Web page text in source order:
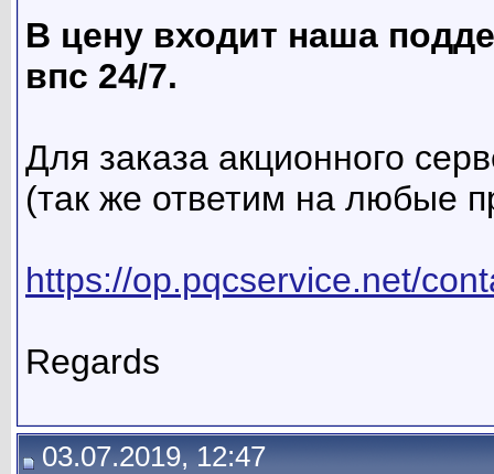
В цену входит наша
впс 24/7.
Для заказа акционного
(так же ответим на любые
https://op.pqcservice.net/
Regards
03.07.2019, 12:47